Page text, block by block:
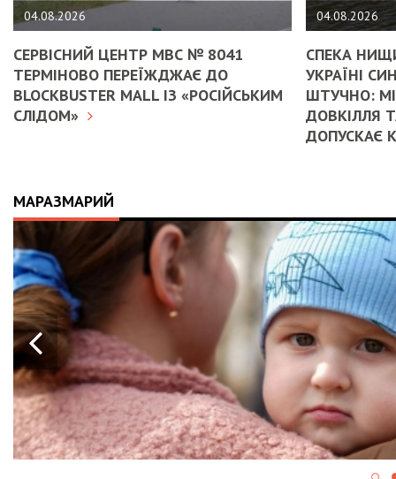
04.08.2026
СЕРВІСНИЙ ЦЕНТР МВС № 8041
ТЕРМІНОВО ПЕРЕЇЖДЖАЄ ДО
BLOCKBUSTER MALL ІЗ «РОСІЙСЬКИМ
СЛІДОМ»
04.08.2026
СПЕКА
УКРАЇНІ
ШТУЧНО:
ДОВКІЛЛЯ
ДОПУСКАЄ
МАРАЗМАРИЙ
21.04.2026 14:01
ІСТОРІЯ, ЯКА СКОЛИХНУЛА КРАЇНУ:
10-МІСЯЧНИЙ МАРК ОТРИМАВ
АПАРАТ ШВЛ ВІД ФОНДУ «НАДІЯ» І
ВАЛЕРІЯ ДУБІЛЯ